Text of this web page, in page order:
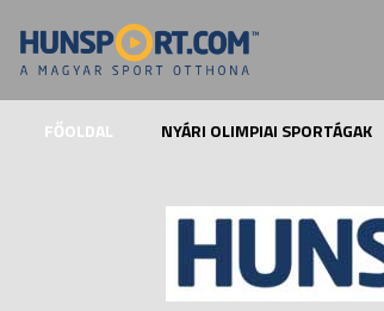
FŐOLDAL NYÁRI OLIMPIAI SPORTÁGAK